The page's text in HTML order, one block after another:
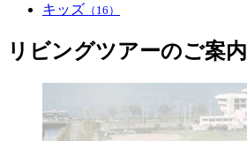
キッズ （16）
リビングツアーのご案内